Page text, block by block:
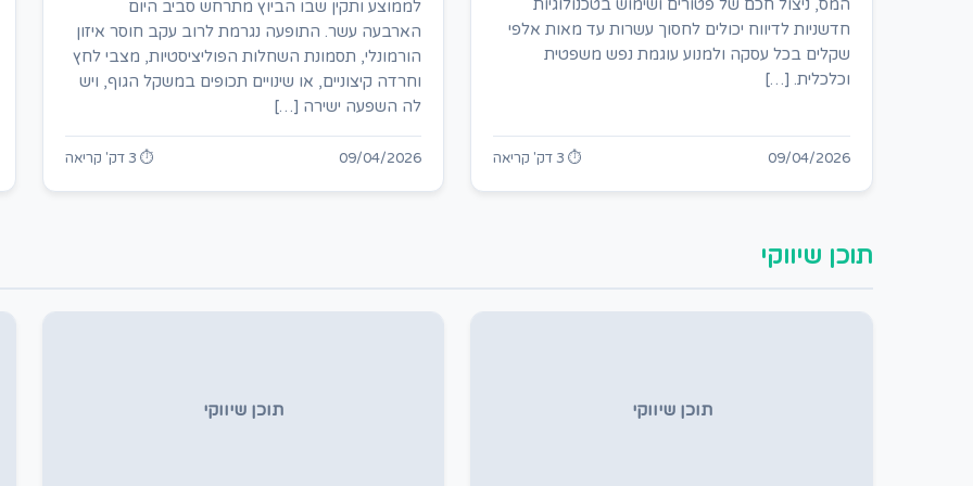
המס, ניצול חכם של פטורים ושימוש בטכנולוגיות
חדשניות לדיווח יכולים לחסוך עשרות עד מאות אלפי
שקלים בכל עסקה ולמנוע עוגמת נפש משפטית
וכלכלית. […]
09/04/2026 ⏱ 3 דק' קריאה
לממוצע ותקין שבו הביוץ מתרחש סביב היום
הארבעה עשר. התופעה נגרמת לרוב עקב חוסר איזון
הורמונלי, תסמונת השחלות הפוליציסטיות, מצבי לחץ
וחרדה קיצוניים, או שינויים תכופים במשקל הגוף, ויש
לה השפעה ישירה […]
09/04/2026 ⏱ 3 דק' קריאה
תוכן שיווקי
תוכן שיווקי תוכן שיווקי